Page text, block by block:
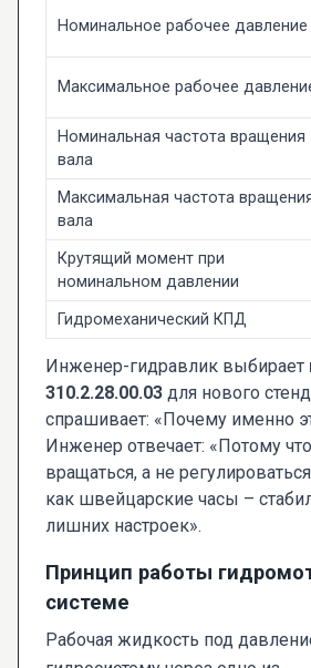
Номинальное рабочее давление
Максимальное рабочее
Номинальная частота вращения
вала
Максимальная частота
вала
Крутящий момент при
номинальном давлении
Гидромеханический КПД
Инженер-гидравлик выбирает
310.2.28.00.03 для нового
спрашивает: «Почему именно
Инженер отвечает: «Потому
вращаться, а не
как швейцарские часы –
лишних настроек».
Принцип работы
системе
Рабочая жидкость под